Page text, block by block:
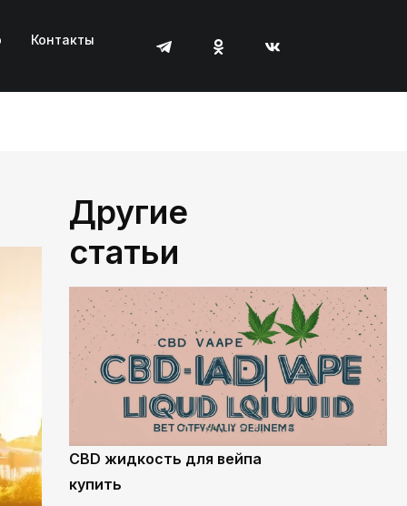
Контакты
Другие
статьи
CBD жидкость для вейпа
купить